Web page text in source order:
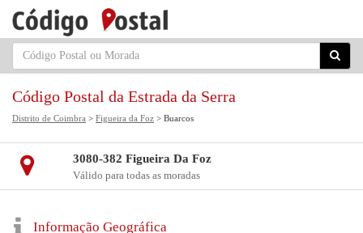
Código Postal da Estrada da Serra
Distrito de Coimbra > Figueira da Foz > Buarcos
3080-382 Figueira Da Foz
Válido para todas as moradas
Informação Geográfica